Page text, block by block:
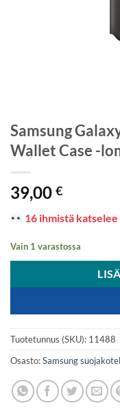
Samsung
Wallet Case -
39,00 €
16 ihmistä
Vain 1 varastossa
Tuotetunnus (SKU): 11488
Osasto:Samsung